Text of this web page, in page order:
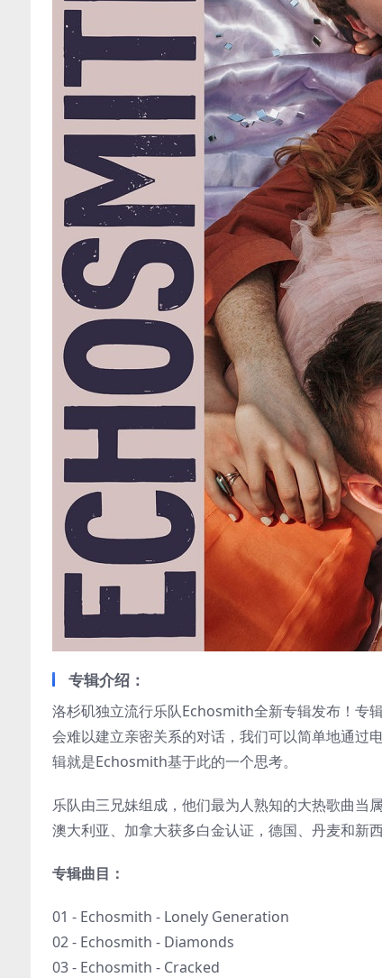
专辑介绍：
洛杉矶独立流行乐队Echosmith全新专辑发布！专
会难以建立亲密关系的对话，我们可以简单地通过
辑就是Echosmith基于此的一个思考。
乐队由三兄妹组成，他们最为人熟知的大热歌曲
澳大利亚、加拿大获多白金认证，德国、丹麦和新西
专辑曲目：
01 - Echosmith - Lonely Generation
02 - Echosmith - Diamonds
03 - Echosmith - Cracked